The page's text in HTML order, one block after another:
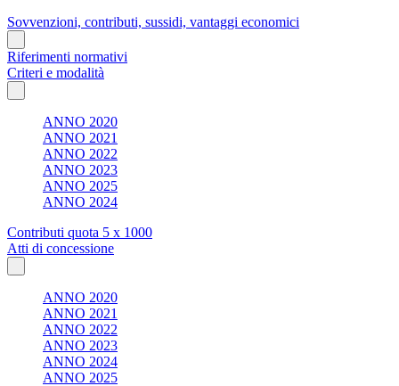
Sovvenzioni, contributi, sussidi, vantaggi economici
Riferimenti normativi
Criteri e modalità
ANNO 2020
ANNO 2021
ANNO 2022
ANNO 2023
ANNO 2025
ANNO 2024
Contributi quota 5 x 1000
Atti di concessione
ANNO 2020
ANNO 2021
ANNO 2022
ANNO 2023
ANNO 2024
ANNO 2025